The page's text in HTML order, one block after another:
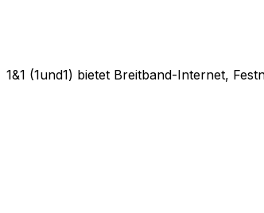
1&1 (1und1) bietet Breitband-Internet,